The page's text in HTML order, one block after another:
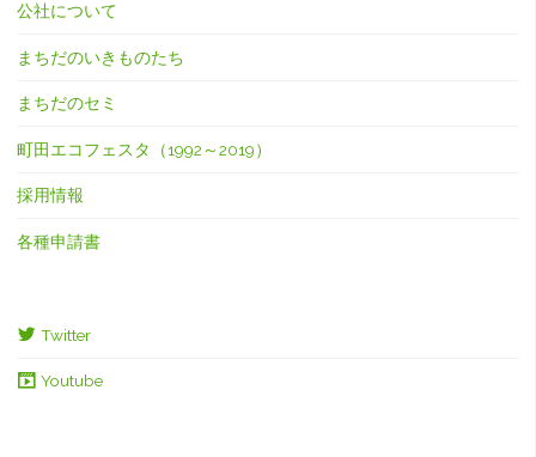
公社について
まちだのいきものたち
まちだのセミ
町田エコフェスタ（1992～2019）
採用情報
各種申請書
Twitter
Youtube